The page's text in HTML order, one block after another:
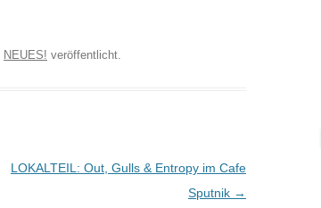
NEUES! veröffentlicht.
LOKALTEIL: Out, Gulls & Entropy im Cafe
Sputnik →